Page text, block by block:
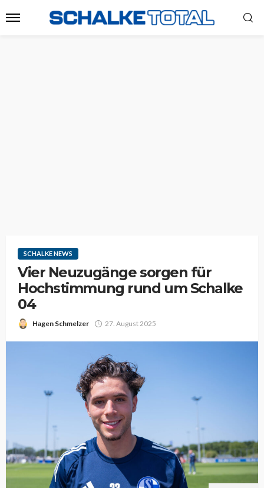
SCHALKE NEWS
Vier Neuzugänge sorgen für
Hochstimmung rund um Schalke
04
Hagen Schmelzer 27. August 2025